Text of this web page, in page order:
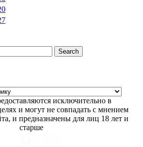
Search
исключительно в
и могут не совпадать с мнением
и предназначены для лиц 18 лет и
старше